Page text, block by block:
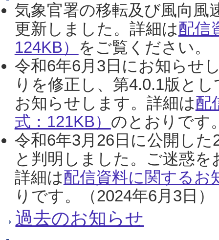
気象官署の移転及び風向風
更新しました。詳細は配信
124KB） をご覧ください。
令和6年6月3日にお知らせ
りを修正し、第4.0.1版と
お知らせします。詳細は配
式：121KB） のとおりです
令和6年3月26日に公開し
と判明しました。ご迷惑
詳細は配信資料に関するお
りです。（2024年6月3日）
過去のお知らせ